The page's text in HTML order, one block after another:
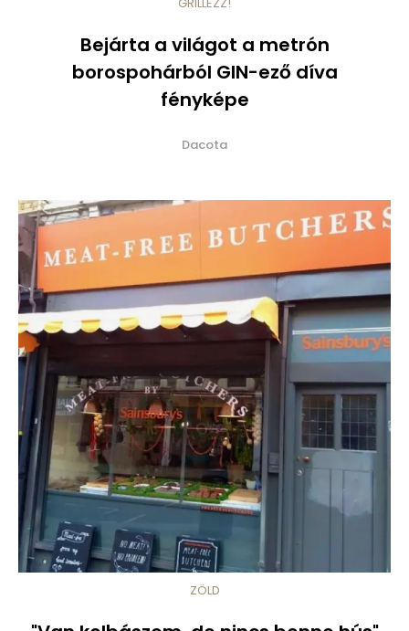
Bejárta a világot a metrón
borospohárból GIN-ező díva
fényképe
Dacota
ZÖLD